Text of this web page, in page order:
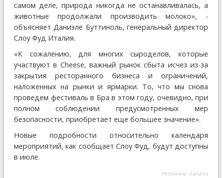
самом деле, природа никогда не останавливалась, а
животные продолжали производить молоко», -
объясняет Даниэле Буттиноль, генеральный директор
Слоу Фуд Италия.
«К сожалению, для многих сыроделов, которые
участвуют в Cheese, важный рынок сбыта исчез из-за
закрытия ресторанного бизнеса и ограничений,
наложенных на рынки и ярмарки. То, что мы снова
проведем фестиваль в Бра в этом году, очевидно, при
полном соблюдении предусмотренных мер
безопасности, приобретает еще большее значение».
Новые подробности относительно календаря
мероприятий, как сообщает Слоу Фуд, будут доступны
в июле.
Источник: italia-ru